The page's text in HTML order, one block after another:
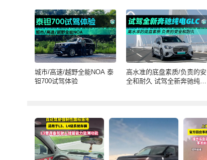
城市/高速/越野全能NOA 泰
钽700试驾体验
高水准的底盘素质/负责的安
全和耐久 试驾全新奔驰纯电